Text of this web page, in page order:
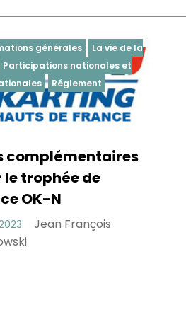
générales
La vie de la
Participations nationales et
Réglement
complémentaires
le trophée de
OK-N
Jean François